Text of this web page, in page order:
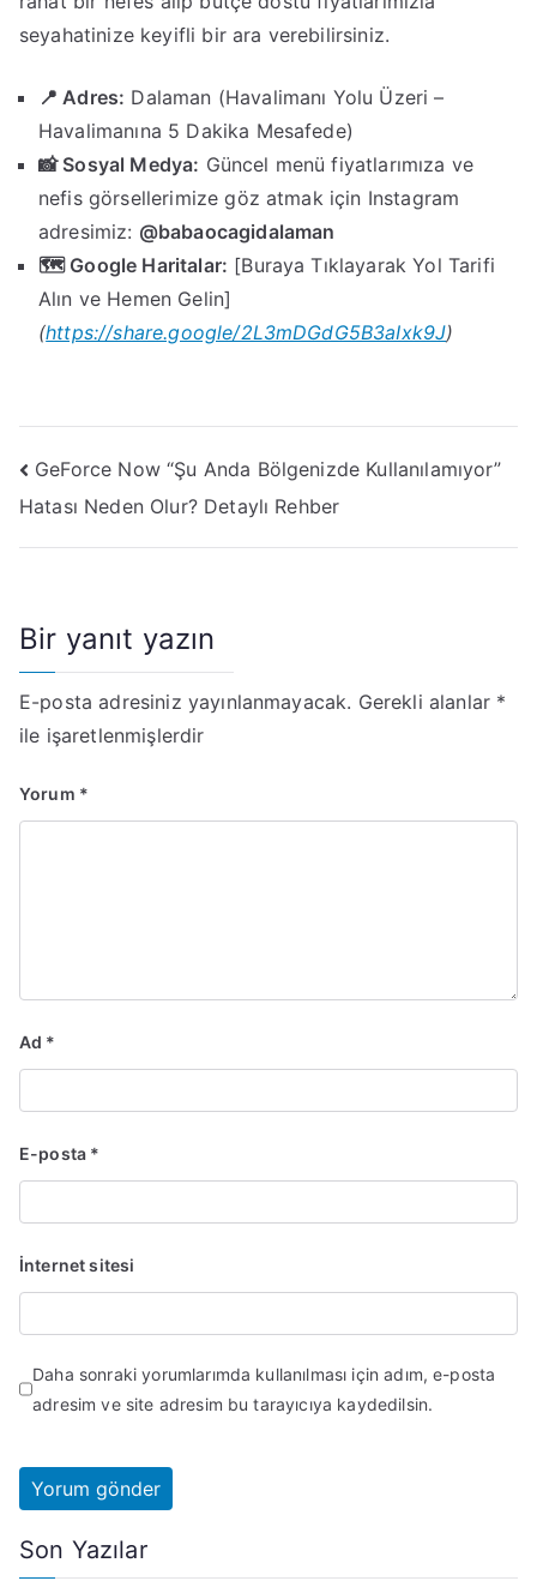
seyahatinize keyifli bir ara verebilirsiniz.
📍 Adres: Dalaman (Havalimanı Yolu Üzeri –
Havalimanına 5 Dakika Mesafede)
📸 Sosyal Medya: Güncel menü fiyatlarımıza ve
nefis görsellerimize göz atmak için Instagram
adresimiz: @babaocagidalaman
🗺️ Google Haritalar: [Buraya Tıklayarak Yol Tarifi
Alın ve Hemen Gelin]
(https://share.google/2L3mDGdG5B3aIxk9J)
Yazı
gezinmesi
GeForce Now “Şu Anda Bölgenizde Kullanılamıyor”
Hatası Neden Olur? Detaylı Rehber
Bir yanıt yazın
E-posta adresiniz yayınlanmayacak. Gerekli alanlar *
ile işaretlenmişlerdir
Yorum *
Ad *
E-posta *
İnternet sitesi
Daha sonraki yorumlarımda kullanılması için adım, e-posta
adresim ve site adresim bu tarayıcıya kaydedilsin.
Son Yazılar